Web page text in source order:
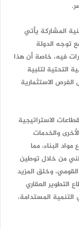
المشاركة يأتي
توجه الدولة
فيه، خاصة أن هذا
التحتية لتلبية
الاستثمارية
الاستراتيجية
والخدمات
البناء، مما
من خلال توطين
القومي، وخلق المزيد
العقاري
المستدامة،